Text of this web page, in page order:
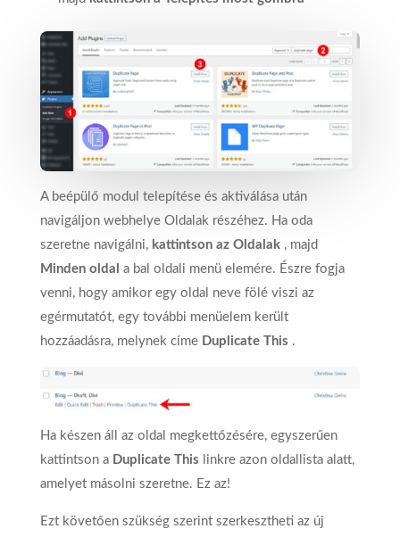
A beépülő modul telepítése és aktiválása után
navigáljon webhelye Oldalak részéhez. Ha oda
szeretne navigálni, kattintson az Oldalak, majd
Minden oldal a bal oldali menü elemére. Észre fogja
venni, hogy amikor egy oldal neve fölé viszi az
egérmutatót, egy további menüelem került
hozzáadásra, melynek címe Duplicate This .
Ha készen áll az oldal megkettőzésére, egyszerűen
kattintson a Duplicate This linkre azon oldallista alatt,
amelyet másolni szeretne. Ez az!
Ezt követően szükség szerint szerkesztheti az új